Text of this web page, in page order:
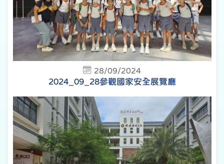
28/09/2024
2024_09_28參觀國家安全展覽廳